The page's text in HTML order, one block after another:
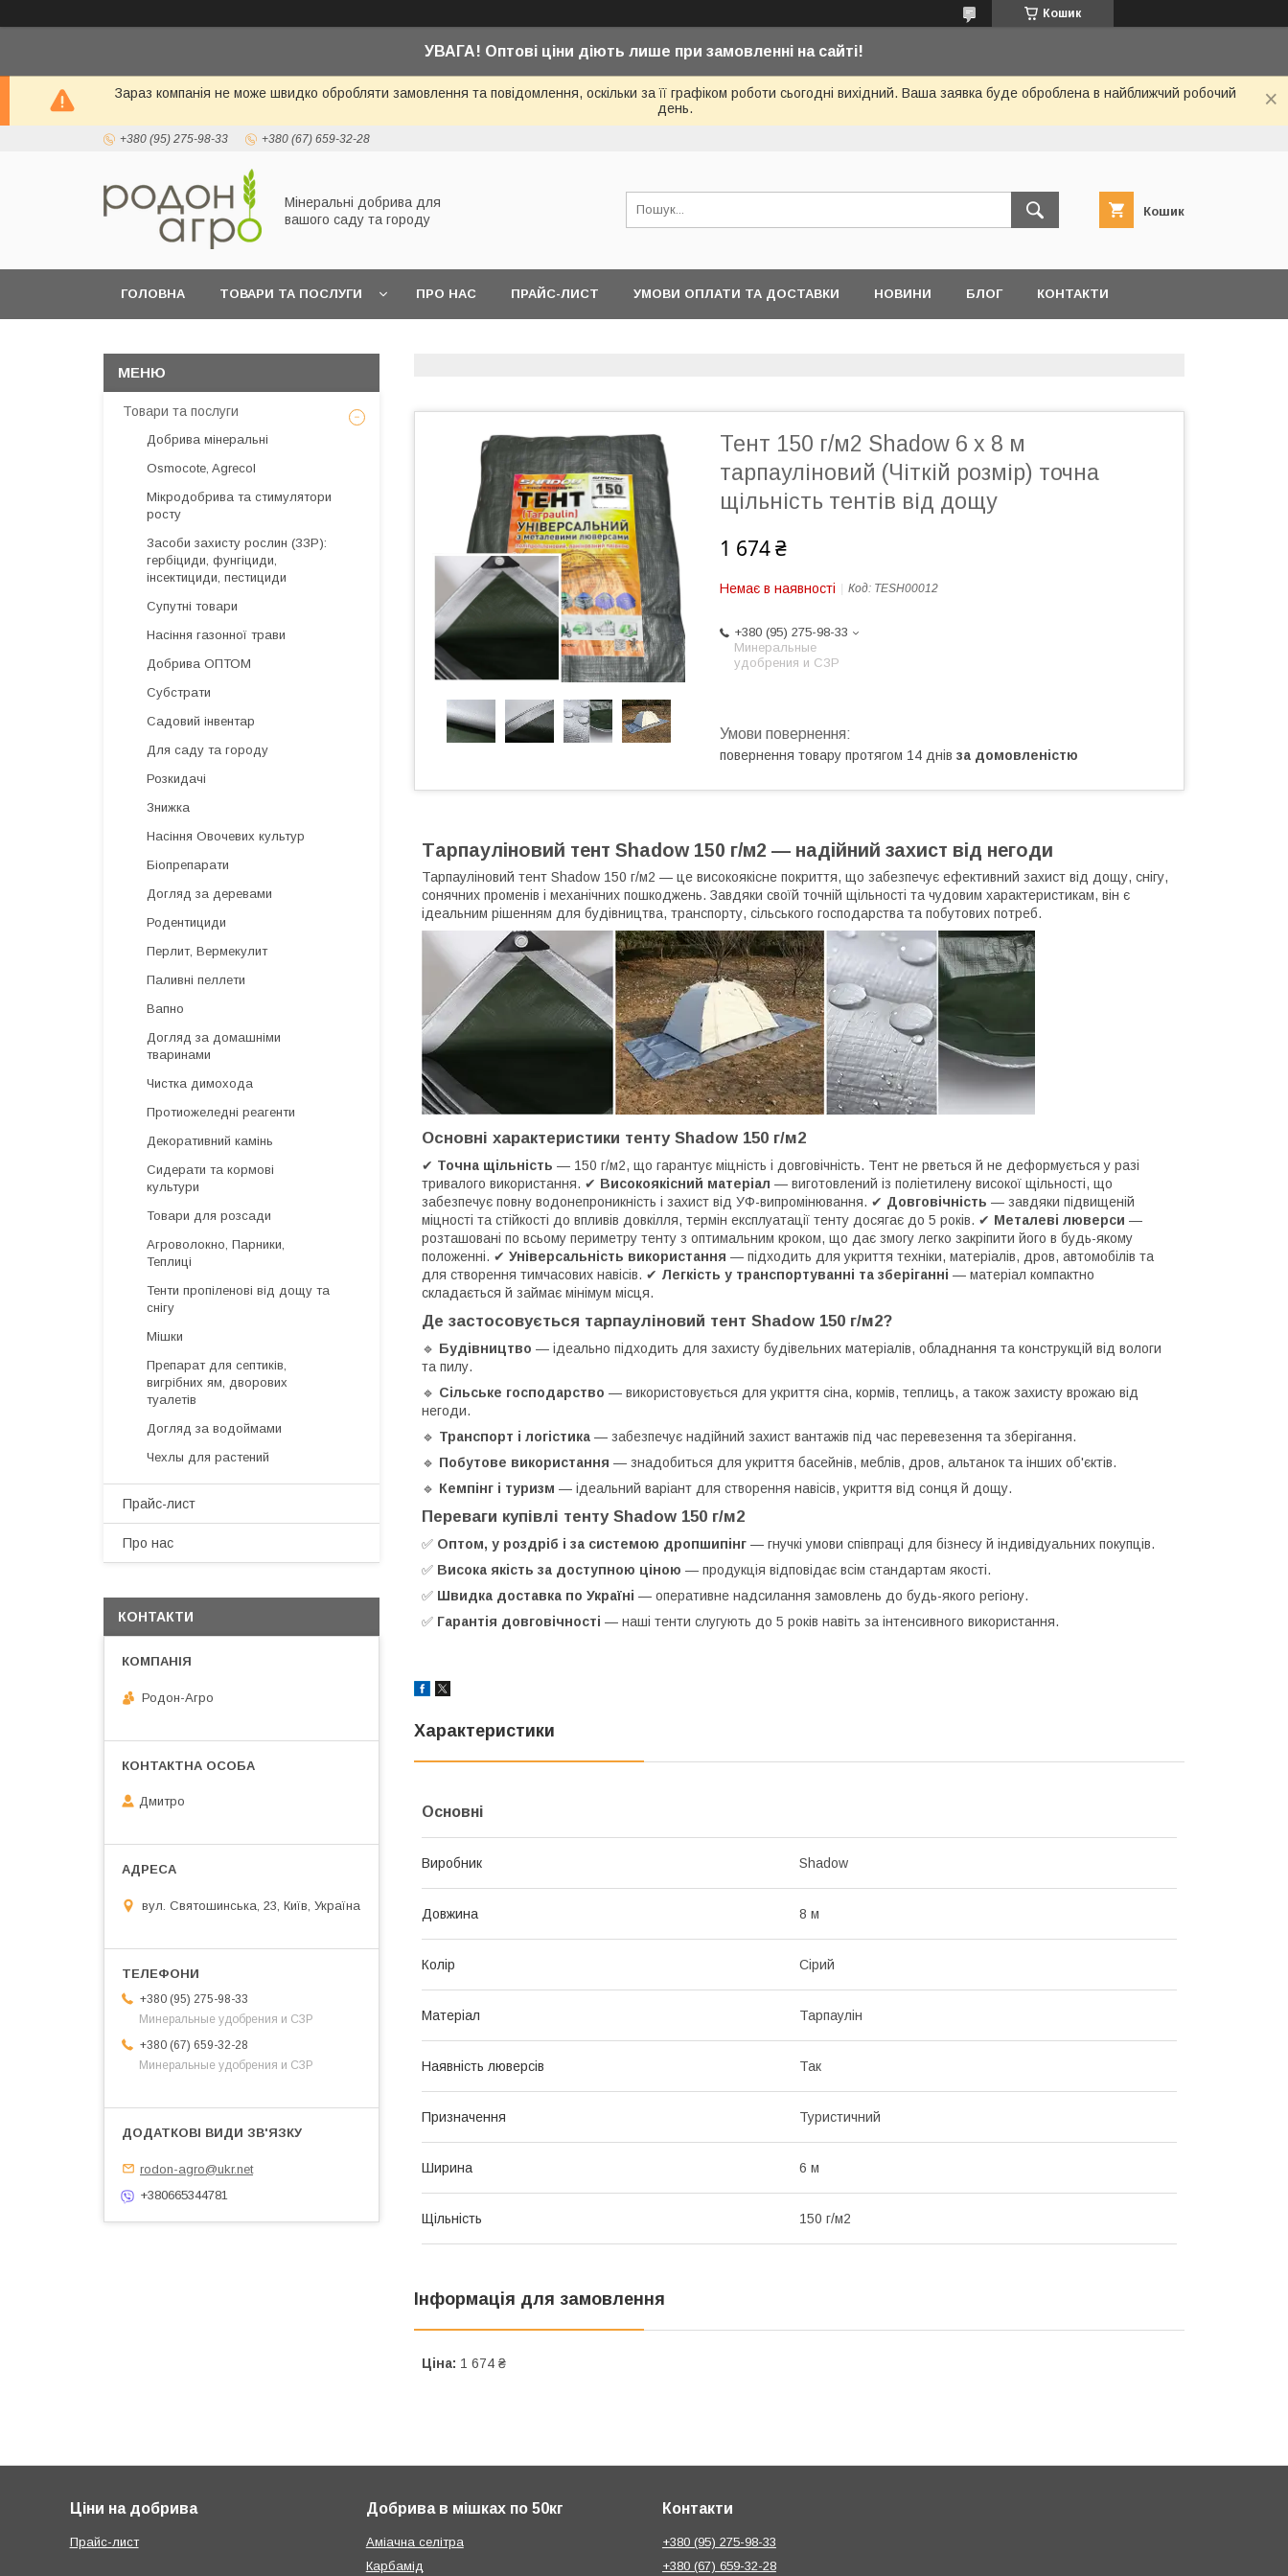
Кошик
УВАГА! Оптові ціни діють лише при замовленні на сайті!
Зараз компанія не може швидко обробляти замовлення та повідомлення, оскільки за її графіком роботи сьогодні вихідний. Ваша заявка буде оброблена в найближчий робочий
день.
+380 (95) 275-98-33 +380 (67) 659-32-28
Мінеральні добрива для
вашого саду та городу
Кошик
ГОЛОВНА ТОВАРИ ТА ПОСЛУГИ ПРО НАС ПРАЙС-ЛИСТ УМОВИ ОПЛАТИ ТА ДОСТАВКИ НОВИНИ БЛОГ КОНТАКТИ
Тент 150 г/м2 Shadow 6 х 8 м
тарпауліновий (Чіткій розмір) точна
щільність тентів від дощу
1 674 ₴
Немає в наявності Код: TESH00012
+380 (95) 275-98-33
Минеральные
удобрения и СЗР
повернення товару протягом 14 днів за домовленістю
Тарпауліновий тент Shadow 150 г/м2 — надійний захист від негоди
Тарпауліновий тент Shadow 150 г/м2 — це високоякісне покриття, що забезпечує ефективний захист від дощу, снігу,
сонячних променів і механічних пошкоджень. Завдяки своїй точній щільності та чудовим характеристикам, він є
ідеальним рішенням для будівництва, транспорту, сільського господарства та побутових потреб.
Основні характеристики тенту Shadow 150 г/м2
✔ Точна щільність — 150 г/м2, що гарантує міцність і довговічність. Тент не рветься й не деформується у разі
тривалого використання. ✔ Високоякісний матеріал — виготовлений із поліетилену високої щільності, що
забезпечує повну водонепроникність і захист від УФ-випромінювання. ✔ Довговічність — завдяки підвищеній
міцності та стійкості до впливів довкілля, термін експлуатації тенту досягає до 5 років. ✔ Металеві люверси —
розташовані по всьому периметру тенту з оптимальним кроком, що дає змогу легко закріпити його в будь-якому
положенні. ✔ Універсальність використання — підходить для укриття техніки, матеріалів, дров, автомобілів та
для створення тимчасових навісів. ✔ Легкість у транспортуванні та зберіганні — матеріал компактно
складається й займає мінімум місця.
Де застосовується тарпауліновий тент Shadow 150 г/м2?
🔹 Будівництво — ідеально підходить для захисту будівельних матеріалів, обладнання та конструкцій від вологи
та пилу.
🔹 Сільське господарство — використовується для укриття сіна, кормів, теплиць, а також захисту врожаю від
негоди.
🔹 Транспорт і логістика — забезпечує надійний захист вантажів під час перевезення та зберігання.
🔹 Побутове використання — знадобиться для укриття басейнів, меблів, дров, альтанок та інших об'єктів.
🔹 Кемпінг і туризм — ідеальний варіант для створення навісів, укриття від сонця й дощу.
Переваги купівлі тенту Shadow 150 г/м2
✅ Оптом, у роздріб і за системою дропшипінг — гнучкі умови співпраці для бізнесу й індивідуальних покупців.
✅ Висока якість за доступною ціною — продукція відповідає всім стандартам якості.
✅ Швидка доставка по Україні — оперативне надсилання замовлень до будь-якого регіону.
✅ Гарантія довговічності — наші тенти слугують до 5 років навіть за інтенсивного використання.
Характеристики
Основні
Виробник Shadow
Довжина 8 м
Колір Сірий
Матеріал Тарпаулін
Наявність люверсів Так
Призначення Туристичний
Ширина 6 м
Щільність 150 г/м2
Інформація для замовлення
Ціна: 1 674 ₴
Товари та послуги
Добрива мінеральні
Osmocote, Agrecol
Мікродобрива та стимулятори
росту
Засоби захисту рослин (ЗЗР):
гербіциди, фунгіциди,
інсектициди, пестициди
Супутні товари
Насіння газонної трави
Добрива ОПТОМ
Субстрати
Садовий інвентар
Для саду та городу
Розкидачі
Знижка
Насіння Овочевих культур
Біопрепарати
Догляд за деревами
Родентициди
Перлит, Вермекулит
Паливні пеллети
Вапно
Догляд за домашніми
тваринами
Чистка димохода
Протиожеледні реагенти
Декоративний камінь
Сидерати та кормові
культури
Товари для розсади
Агроволокно, Парники,
Теплиці
Тенти пропіленові від дощу та
снігу
Мішки
Препарат для септиків,
вигрібних ям, дворових
туалетів
Догляд за водоймами
Чехлы для растений
Прайс-лист
Про нас
КОНТАКТИ
Родон-Агро
Дмитро
вул. Святошинська, 23, Київ, Україна
+380 (95) 275-98-33
Минеральные удобрения и СЗР
+380 (67) 659-32-28
Минеральные удобрения и СЗР
rodon-agro@ukr.net
+380665344781
Ціни на добрива
Прайс-лист
Добрива в мішках по 50кг
Аміачна селітра
Карбамід
Контакти
+380 (95) 275-98-33
+380 (67) 659-32-28